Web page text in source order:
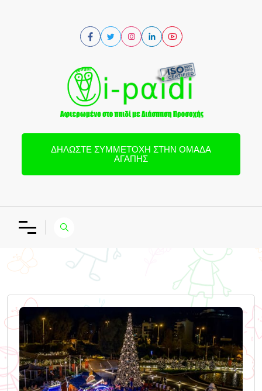
ΔΗΛΏΣΤΕ ΣΥΜΜΕΤΟΧΉ ΣΤΗΝ ΟΜΆΔΑ
ΑΓΆΠΗΣ